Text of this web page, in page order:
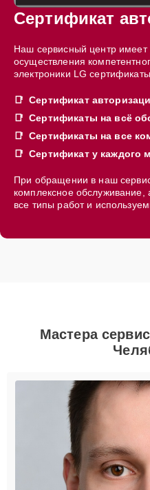
Сертификат
Наш сервисный центр
осуществления
электроники LG
Сертификат
Сертификаты на всё
Сертификаты на все
Сертификат у каждого
При обращении в наш
комплексное обслуживание,
все типы работ и
Мастера